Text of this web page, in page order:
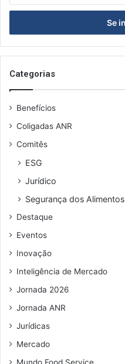
s
r
a
s
e
n
e
e
e
a
i
Categorias
Benefícios
Coligadas ANR
Comitês
ESG
Jurídico
Segurança dos Alimentos
Destaque
Eventos
Inovação
Inteligência de Mercado
Jornada 2026
Jornada ANR
Jurídicas
Mercado